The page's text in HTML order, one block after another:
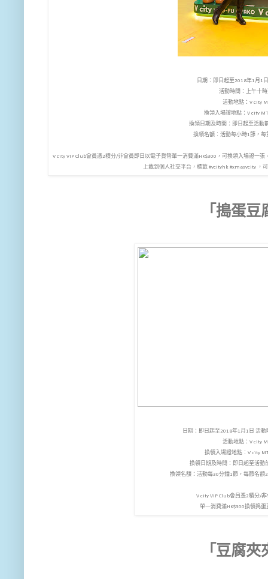
日期：即日起至2018年1月1
活動時間：上午十
活動地點：V city
換領入場證地點：V city
換領日期及時間：即日起至活動
換領名額：活動每小時1節，
V city VIP Club會員憑2積分/非會員即日以電子貨幣單一消費滿HK$300，可換領入場證一
上載到個人社交平台，標籤 #vcityhk #xmasvcity ，
「搗蛋
日期：即日起至2018年1月1日 活
活動地點：V city
換領入場證地點：V city
換領日期及時間：即日起至活動
換領名額：活動每30分鐘1節，每節名額
V city VIP Club會員憑2積分/
單一消費滿HK$300換領搗
「豆腐